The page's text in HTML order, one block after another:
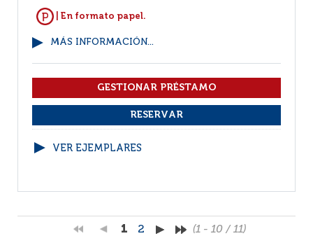
| En formato papel.
MÁS INFORMACIÓN...
VER EJEMPLARES
1 2
(1 - 10 / 11)